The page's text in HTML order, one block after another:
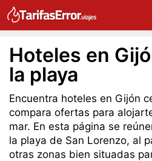
Hoteles en
la playa
Encuentra hoteles en Gijón
compara ofertas para
mar. En esta página se
la playa de San Lorenzo, al
otras zonas bien situadas